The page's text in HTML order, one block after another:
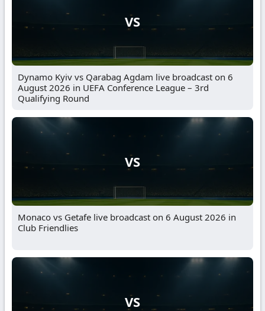
VS
Dynamo Kyiv vs Qarabag Agdam live broadcast on 6
August 2026 in UEFA Conference League – 3rd
Qualifying Round
VS
Monaco vs Getafe live broadcast on 6 August 2026 in
Club Friendlies
VS